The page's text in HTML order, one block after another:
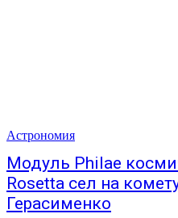
Астрономия
Модуль Philae
Rosetta сел на
Герасименко